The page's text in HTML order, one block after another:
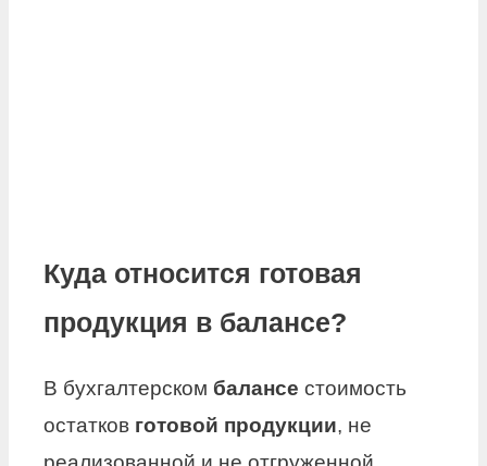
Куда относится готовая
продукция в балансе?
В бухгалтерском балансе стоимость
остатков готовой продукции, не